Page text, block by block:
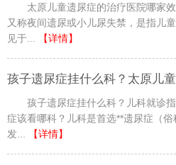
太原儿童遗尿症的治疗医院哪家
又称夜间遗尿或小儿尿失禁，是指儿
见于...
【详情】
孩子遗尿症挂什么科？太原儿
孩子遗尿症挂什么科？儿科就诊
症该看哪科？儿科是首选**遗尿症（俗
发...
【详情】